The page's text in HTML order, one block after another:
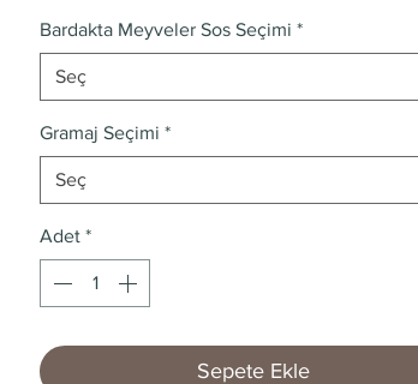
Bardakta Meyveler Sos Seçimi *
Seç
Gramaj Seçimi *
Seç
Adet *
Sepete Ekle